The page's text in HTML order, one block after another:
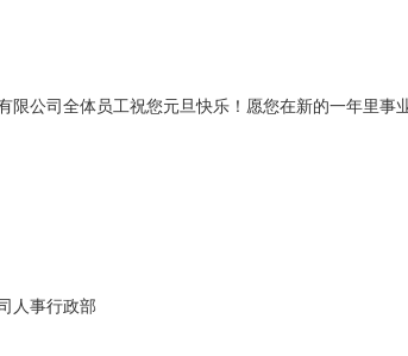
限公司全体员工祝您元旦快乐！愿您在新的一年里事
人事行政部